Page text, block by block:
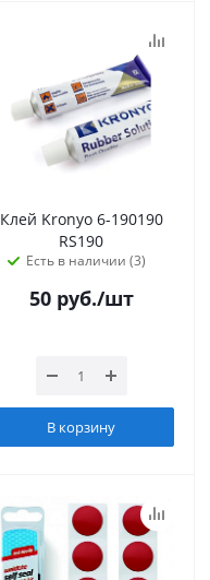
Клей Kronyo 6-190190
RS190
Есть в наличии (3)
50руб./шт
В корзину